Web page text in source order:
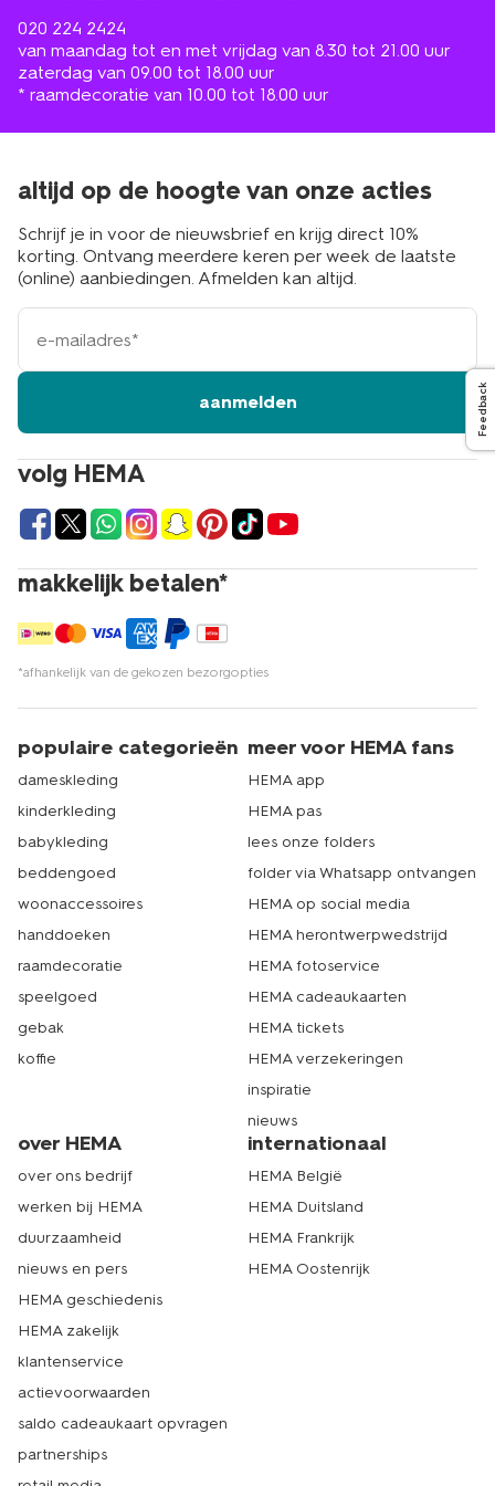
020 224 2424
van maandag tot en met vrijdag van 8.30 tot 21.00 uur
zaterdag van 09.00 tot 18.00 uur
* raamdecoratie van 10.00 tot 18.00 uur
volg HEMA
makkelijk betalen*
*afhankelijk van de gekozen bezorgopties
altijd op de hoogte van onze acties
Schrijf je in voor de nieuwsbrief en krijg direct 10%
korting. Ontvang meerdere keren per week de laatste
(online) aanbiedingen. Afmelden kan altijd.
e-
mailadres
aanmelden
populaire categorieën
dameskleding
kinderkleding
babykleding
beddengoed
woonaccessoires
handdoeken
raamdecoratie
speelgoed
gebak
koffie
meer voor HEMA fans
HEMA app
HEMA pas
lees onze folders
folder via Whatsapp ontvangen
HEMA op social media
HEMA herontwerpwedstrijd
HEMA fotoservice
HEMA cadeaukaarten
HEMA tickets
HEMA verzekeringen
inspiratie
nieuws
over HEMA
over ons bedrijf
werken bij HEMA
duurzaamheid
nieuws en pers
HEMA geschiedenis
HEMA zakelijk
klantenservice
actievoorwaarden
saldo cadeaukaart opvragen
partnerships
internationaal
HEMA België
HEMA Duitsland
HEMA Frankrijk
HEMA Oostenrijk
Feedback